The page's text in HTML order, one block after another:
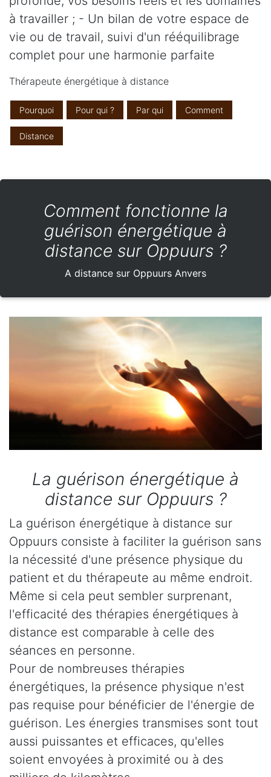
à travailler ; - Un bilan de votre espace de
vie ou de travail, suivi d'un rééquilibrage
complet pour une harmonie parfaite
Thérapeute énergétique à distance
Pourquoi Pour qui ? Par qui Comment
Distance
Comment fonctionne la
guérison énergétique à
distance sur Oppuurs ?
A distance sur Oppuurs Anvers
La guérison énergétique à
distance sur Oppuurs ?
La guérison énergétique à distance sur
Oppuurs consiste à faciliter la guérison sans
la nécessité d'une présence physique du
patient et du thérapeute au même endroit.
Même si cela peut sembler surprenant,
l'efficacité des thérapies énergétiques à
distance est comparable à celle des
séances en personne.
Pour de nombreuses thérapies
énergétiques, la présence physique n'est
pas requise pour bénéficier de l'énergie de
guérison. Les énergies transmises sont tout
aussi puissantes et efficaces, qu'elles
soient envoyées à proximité ou à des